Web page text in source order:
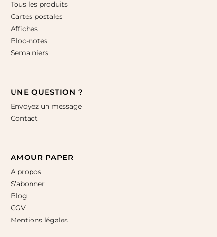
Tous les produits
Cartes postales
Affiches
Bloc-notes
Semainiers
UNE QUESTION ?
Envoyez un message
Contact
AMOUR PAPER
A propos
S’abonner
Blog
CGV
Mentions légales